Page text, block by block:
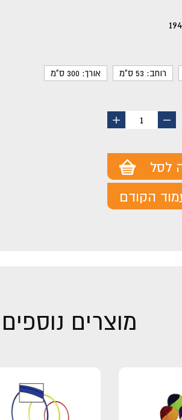
רוחב: 53 ס"מ אורך: 300 ס"מ
החסר
1
הוסף
לסל
הקודם
מוצרים